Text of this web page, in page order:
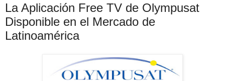
La Aplicación Free TV de Olympusat
Disponible en el Mercado de
Latinoamérica